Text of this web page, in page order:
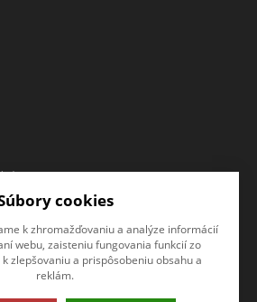
o
e-
cookies
k zhromažďovaniu a analýze informácií
webu, zaisteniu fungovania funkcií zo
zlepšovaniu a prispôsobeniu obsahu a
reklám.